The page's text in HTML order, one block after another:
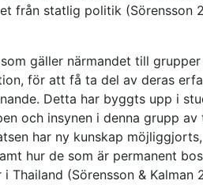
från statlig politik (Sörensson
gäller närmandet till
för att få ta del av deras
Detta har byggts upp i
och insynen i denna grupp av
har ny kunskap
hur de som är permanent
(Sörensson & Kalman